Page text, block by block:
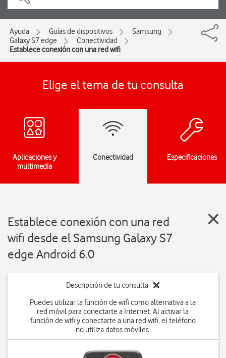
Ayuda Guías de dispositivos
Samsung
Galaxy S7 edge
Conectividad
Establece conexión con una red wifi
Elige el tema de tu consulta
Aplicaciones y
multimedia
Conectividad Especificaciones
Establece conexión con una red
wifi desde el Samsung Galaxy S7
edge Android 6.0
Descripción de tu consulta
Puedes utilizar la función de wifi como alternativa a la
red móvil para conectarte a Internet. Al activar la
función de wifi y conectarte a una red wifi, el teléfono
no utiliza datos móviles.